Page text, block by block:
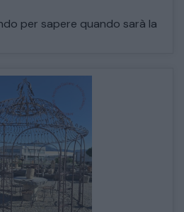
ILLUMINAZIONE
MODERNARIATO
ED ESPOSIZIONE
MUSICALI
per sapere quando sarà la